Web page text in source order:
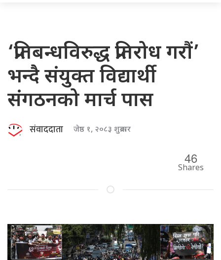
‘प्रतिबन्धविरुद्ध प्रतिरोध गरौं’
भन्दै संयुक्त विद्यार्थी
संगठनको मार्च पास
संवाददाता जेष्ठ १, २०८३ शुक्रबार
46
Shares